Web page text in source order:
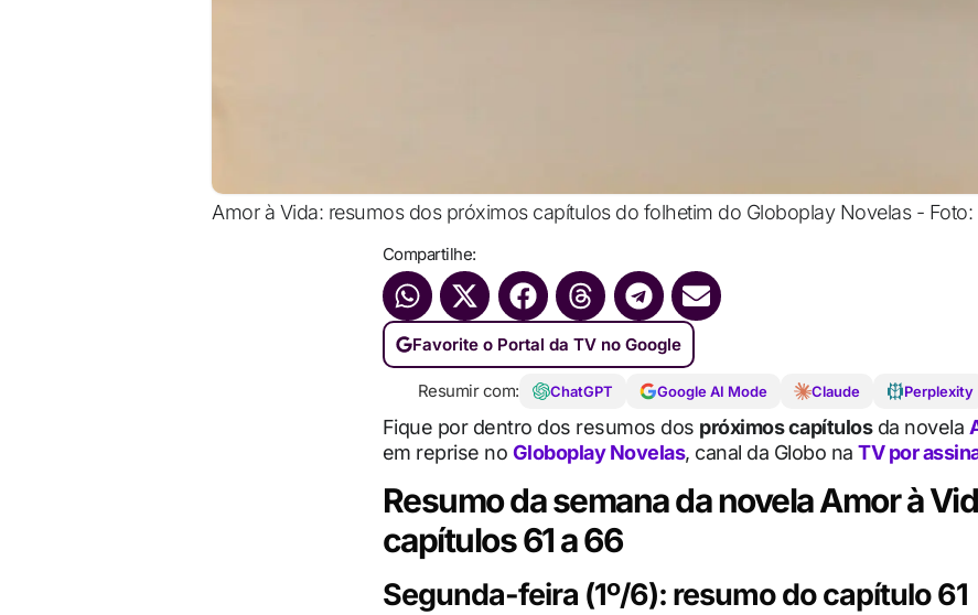
Amor à Vida: resumos dos próximos capítulos do folhetim do Globoplay Novelas -
Compartilhe:
Favorite o Portal da TV no Google
Resumir com: ChatGPT Google AI Mode Claude Perplexity
Fique por dentro dos resumos dos próximos capítulosda novela
em reprise no Globoplay Novelas, canal da Globo na TV por
Resumo da semana da novela Amor à
capítulos 61 a 66
Segunda-feira (1º/6): resumo do capítulo 61